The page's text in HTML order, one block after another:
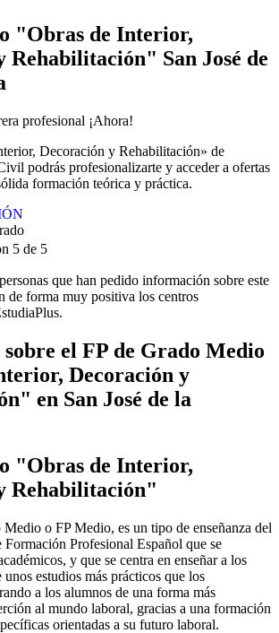
"Obras de Interior,
Rehabilitación" San José de
profesional ¡Ahora!
Decoración y Rehabilitación» de
podrás profesionalizarte y acceder a ofertas
formación teórica y práctica.
5 de 5
que han pedido información sobre este
de forma muy positiva los centros
el FP de Grado Medio
Decoración y
en San José de la
"Obras de Interior,
Rehabilitación"
o FP Medio, es un tipo de enseñanza del
Formación Profesional Español que se
y que se centra en enseñar a los
unos estudios más prácticos que los
a los alumnos de una forma más
al mundo laboral, gracias a una formación
orientadas a su futuro laboral.